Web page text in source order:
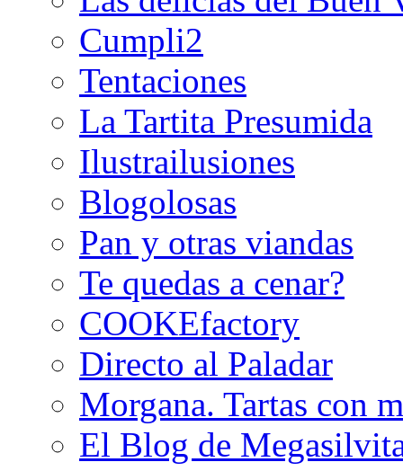
Cumpli2
Tentaciones
La Tartita Presumida
Ilustrailusiones
Blogolosas
Pan y otras viandas
Te quedas a cenar?
COOKEfactory
Directo al Paladar
Morgana. Tartas con
El Blog de